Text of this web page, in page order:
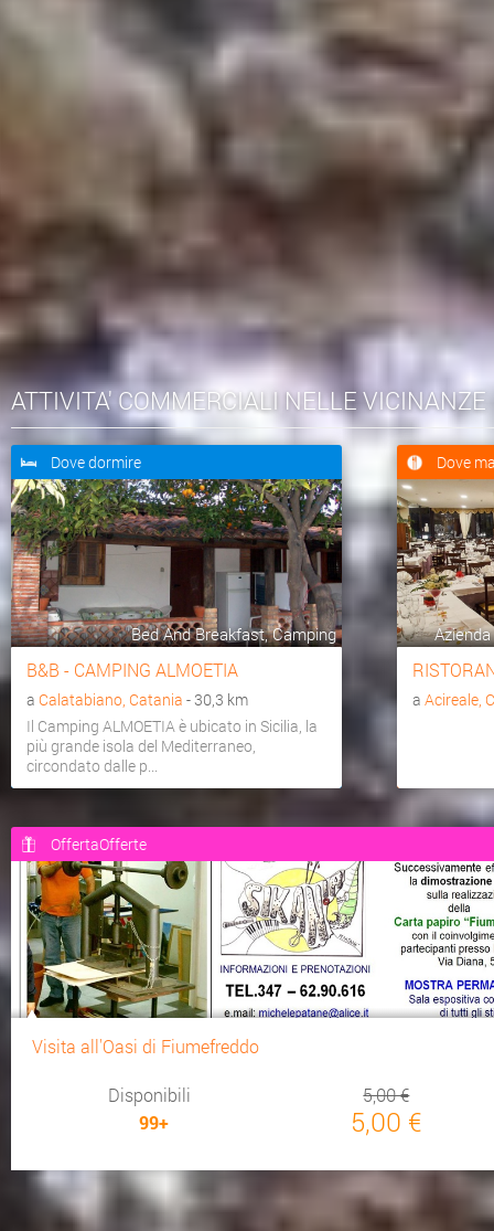
ATTIVITA' COMMERCIALI NELLE VICINANZE
Dove dormire
Bed And Breakfast, Camping
B&B - CAMPING ALMOETIA
a Calatabiano, Catania - 30,3 km
Il Camping ALMOETIA è ubicato in Sicilia, la
più grande isola del Mediterraneo,
circondato dalle p...
Dove
a Acireale,
OffertaOfferte
Visita all'Oasi di Fiumefreddo
Disponibili
99+
5,00 €
5,00 €